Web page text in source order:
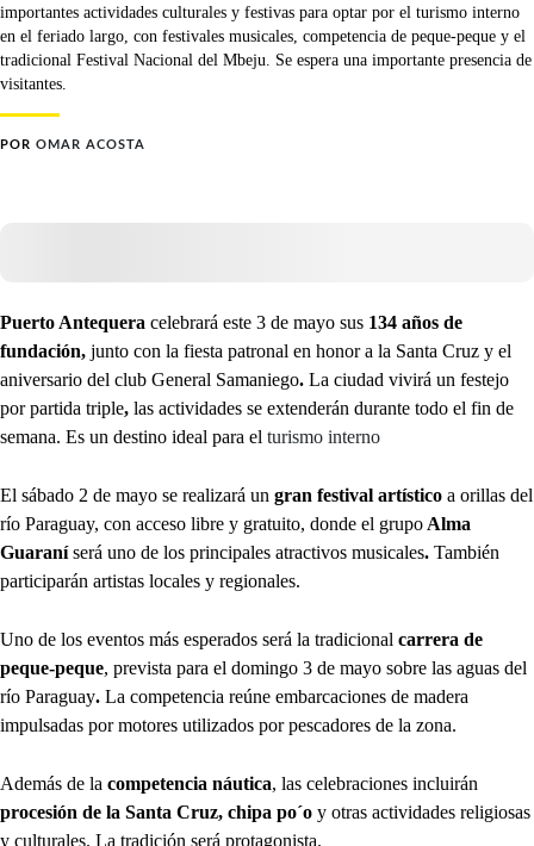
importantes actividades culturales y festivas para optar por el turismo interno
en el feriado largo, con festivales musicales, competencia de peque-peque y el
tradicional Festival Nacional del Mbeju. Se espera una importante presencia de
visitantes.
POR OMAR ACOSTA
Puerto Antequera celebrará este 3 de mayo sus 134 años de
fundación, junto con la fiesta patronal en honor a la Santa Cruz y el
aniversario del club General Samaniego. La ciudad vivirá un festejo
por partida triple, las actividades se extenderán durante todo el fin de
semana. Es un destino ideal para el turismo interno
El sábado 2 de mayo se realizará un gran festival artístico a orillas del
río Paraguay, con acceso libre y gratuito, donde el grupo Alma
Guaraníserá uno de los principales atractivos musicales. También
participarán artistas locales y regionales.
Uno de los eventos más esperados será la tradicional carrera de
peque-peque, prevista para el domingo 3 de mayo sobre las aguas del
río Paraguay. La competencia reúne embarcaciones de madera
impulsadas por motores utilizados por pescadores de la zona.
Además de la competencia náutica, las celebraciones incluirán
procesión de la Santa Cruz, chipa po´o y otras actividades religiosas
y culturales. La tradición será protagonista.